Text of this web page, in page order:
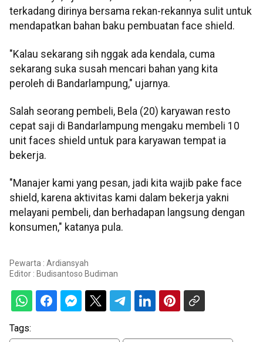
terkadang dirinya bersama rekan-rekannya sulit untuk
mendapatkan bahan baku pembuatan face shield.
"Kalau sekarang sih nggak ada kendala, cuma
sekarang suka susah mencari bahan yang kita
peroleh di Bandarlampung," ujarnya.
Salah seorang pembeli, Bela (20) karyawan resto
cepat saji di Bandarlampung mengaku membeli 10
unit faces shield untuk para karyawan tempat ia
bekerja.
"Manajer kami yang pesan, jadi kita wajib pake face
shield, karena aktivitas kami dalam bekerja yakni
melayani pembeli, dan berhadapan langsung dengan
konsumen," katanya pula.
Pewarta : Ardiansyah
Editor : Budisantoso Budiman
Tags: